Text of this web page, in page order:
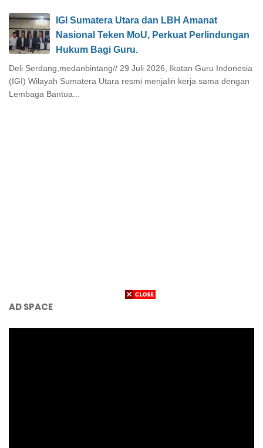
IGI Sumatera Utara dan LBH Amanat
Nasional Teken MoU, Perkuat Perlindungan
Hukum Bagi Guru.
Deli Serdang,medanbintang// 29 Juli 2026, Ikatan Guru Indonesia
(IGI) Wilayah Sumatera Utara resmi menjalin kerja sama dengan
Lembaga Bantua...
AD SPACE